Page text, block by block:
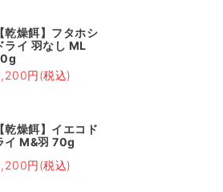
【乾燥餌】フタホシ
ライ 羽なし ML
円(税込)
【乾燥餌】イエコド
イ M&羽 70g
円(税込)